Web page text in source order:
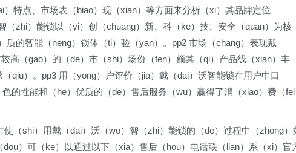
特点、市场表（biao）现（xian）等方面来分析（xi）其品牌定位
（zhi）能锁以（yi）创（chuang）新、科（ke）技、安全（quan）为核
质的智能（neng）锁体（ti）验（yan）。pp2 市场（chang）表现戴
高（gao）的（de）市（shi）场份（fen）额其（qi）产品线（xian）丰
qiu）。pp3 用（yong）户评价（jia）戴（dai）沃智能锁在用户中口
的性能和（he）优质的（de）售后服务（wu）赢得了消（xiao）费（fei
（shi）用戴（dai）沃（wo）智（zhi）能锁的（de）过程中（zhong）
）可（ke）以通过以下（xia）售后（hou）电话联（lian）系（xi）官